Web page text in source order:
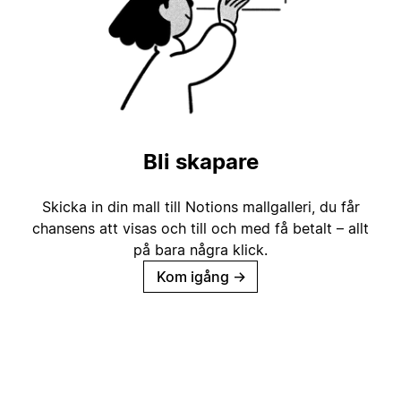
Bli skapare
Skicka in din mall till Notions mallgalleri, du får
chansens att visas och till och med få betalt – allt
på bara några klick.
Kom igång →